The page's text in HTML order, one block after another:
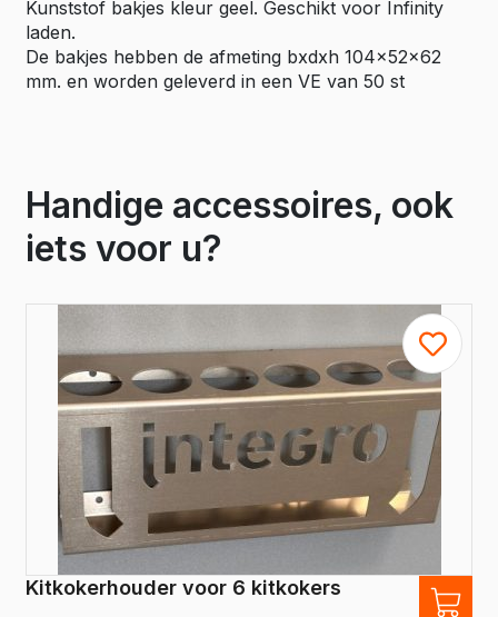
Kunststof bakjes kleur geel. Geschikt voor Infinity
laden.
De bakjes hebben de afmeting bxdxh 104x52x62
mm. en worden geleverd in een VE van 50 st
Handige accessoires, ook
iets voor u?
Kitkokerhouder voor 6 kitkokers